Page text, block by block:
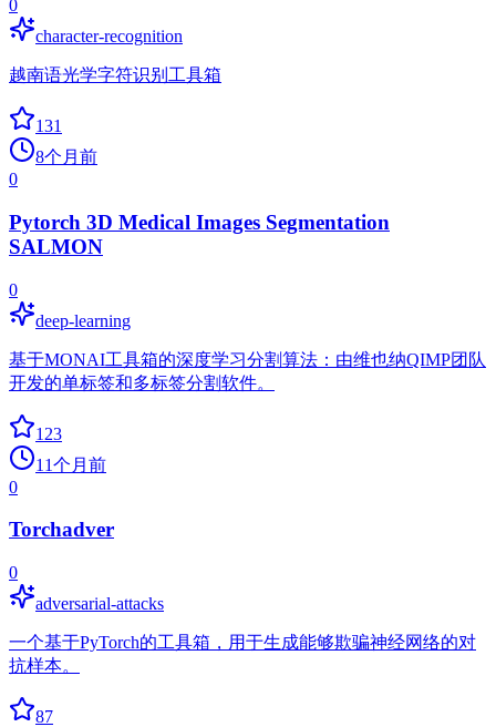
0
character-recognition
越南语光学字符识别工具箱
131
8个月前
0
Pytorch 3D Medical Images Segmentation
SALMON
0
deep-learning
基于MONAI工具箱的深度学习分割算法：由维也纳QIMP团队
开发的单标签和多标签分割软件。
123
11个月前
0
Torchadver
0
adversarial-attacks
一个基于PyTorch的工具箱，用于生成能够欺骗神经网络的对
抗样本。
87